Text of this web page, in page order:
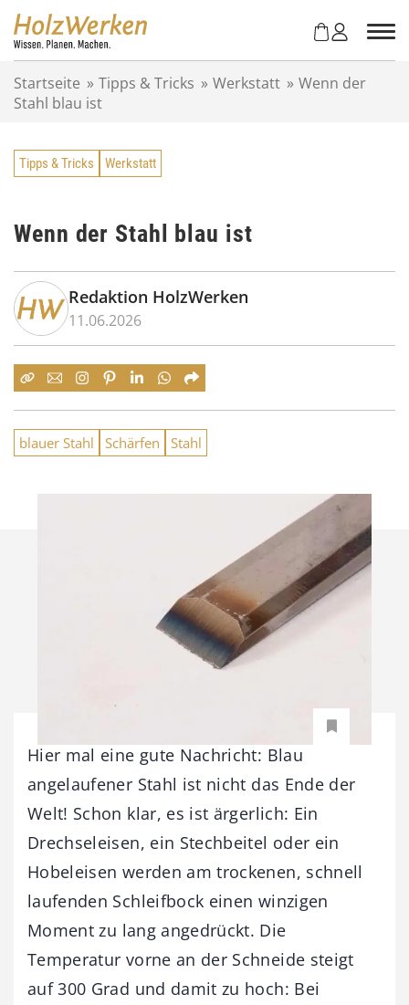
Startseite » Tipps & Tricks » Werkstatt » Wenn der
Stahl blau ist
Tipps & Tricks Werkstatt
Wenn der Stahl blau ist
Redaktion HolzWerken
11.06.2026
blauer Stahl Schärfen Stahl
Hier mal eine gute Nachricht: Blau
angelaufener Stahl ist nicht das Ende der
Welt! Schon klar, es ist ärgerlich: Ein
Drechseleisen, ein Stechbeitel oder ein
Hobeleisen werden am trockenen, schnell
laufenden Schleifbock einen winzigen
Moment zu lang angedrückt. Die
Temperatur vorne an der Schneide steigt
auf 300 Grad und damit zu hoch: Bei